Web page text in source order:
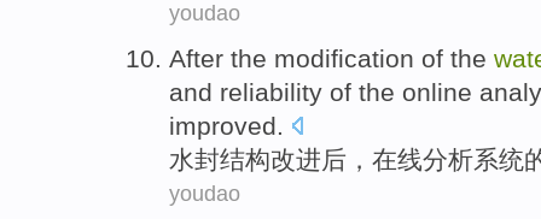
youdao
After the modification of the
and reliability of the online
improved.
水封结构改进后 ， 在线分析系统
youdao